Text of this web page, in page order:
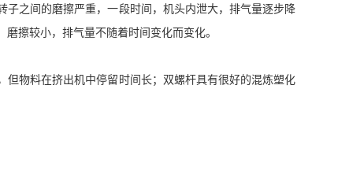
之间的磨擦严重，一段时间，机头内泄大，排气量逐步降
擦较小，排气量不随着时间变化而变化。
物料在挤出机中停留时间长；双螺杆具有很好的混炼塑化